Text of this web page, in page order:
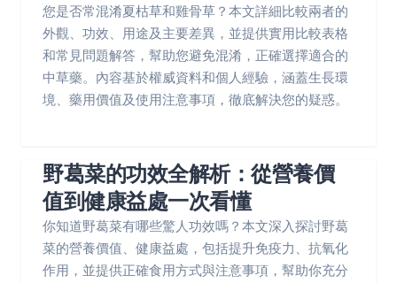
您是否常混淆夏枯草和雞骨草？本文詳細比較兩者的
外觀、功效、用途及主要差異，並提供實用比較表格
和常見問題解答，幫助您避免混淆，正確選擇適合的
中草藥。內容基於權威資料和個人經驗，涵蓋生長環
境、藥用價值及使用注意事項，徹底解決您的疑惑。
野葛菜的功效全解析：從營養價
值到健康益處一次看懂
你知道野葛菜有哪些驚人功效嗎？本文深入探討野葛
菜的營養價值、健康益處，包括提升免疫力、抗氧化
作用，並提供正確食用方式與注意事項，幫助你充分